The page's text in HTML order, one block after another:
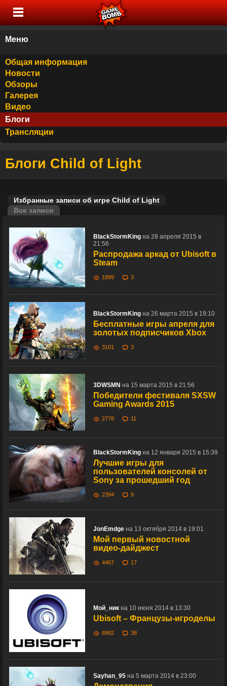
Меню
Общая информация
Новости
Обзоры
Галерея
Видео
Блоги
Трансляции
Блоги Child of Light
Избранные записи об игре Child of Light
Все записи
BlackStormKing на 28 апреля 2015 в
21:56
Распродажа аркад от Ubisoft в
Steam
1899 3
BlackStormKing на 26 марта 2015 в 19:10
Бесплатные игры апреля для
золотых подписчиков Xbox
3101 3
3DWSMN на 15 марта 2015 в 21:56
Победители фестиваля SXSW
Gaming Awards 2015
2778 11
BlackStormKing на 12 января 2015 в 15:39
Лучшие игры для
пользователей консолей от
Sony за прошедший год
2394 9
JonEmdge на 13 октября 2014 в 19:01
Мой первый новостной
видео-дайджест
4467 17
Мой_ник на 10 июня 2014 в 13:30
Ubisoft – Французы-игроделы
8992 38
Sayhan_95 на 5 марта 2014 в 23:00